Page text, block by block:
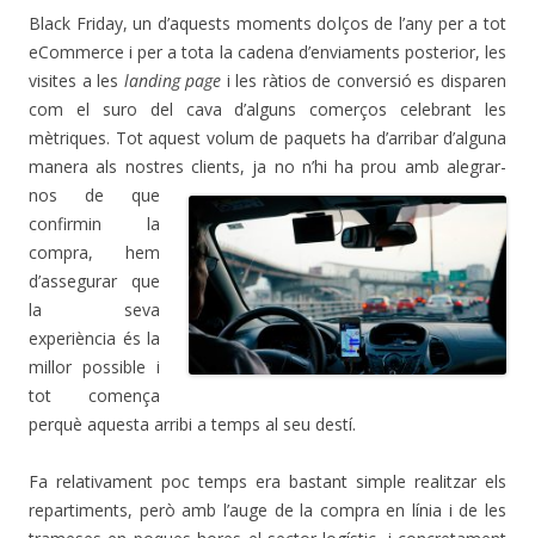
Black Friday, un d’aquests moments dolços de l’any per a tot
eCommerce i per a tota la cadena d’enviaments posterior, les
visites a les landing page i les ràtios de conversió es disparen
com el suro del cava d’alguns comerços celebrant les
mètriques. Tot aquest volum de paquets ha d’arribar d’alguna
manera als nostres clients, ja no n’hi ha prou amb alegrar-
nos de que
confirmin la
compra, hem
d’assegurar que
la seva
experiència és la
millor possible i
tot comença
perquè aquesta arribi a temps al seu destí.
Fa relativament poc temps era bastant simple realitzar els
repartiments, però amb l’auge de la compra en línia i de les